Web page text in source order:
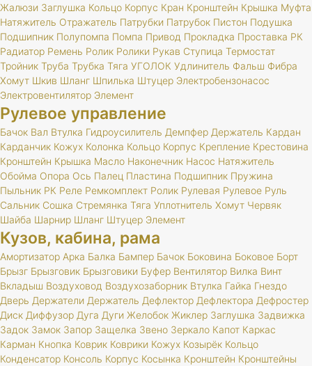
Жалюзи Заглушка Кольцо Корпус Кран Кронштейн Крышка Муфта
Натяжитель Отражатель Патрубки Патрубок Пистон Подушка
Подшипник Полупомпа Помпа Привод Прокладка Проставка РК
Радиатор Ремень Ролик Ролики Рукав Ступица Термостат
Тройник Труба Трубка Тяга УГОЛОК Удлинитель Фальш Фибра
Хомут Шкив Шланг Шпилька Штуцер Электробензонасос
Электровентилятор Элемент
Рулевое управление
Бачок Вал Втулка Гидроусилитель Демпфер Держатель Кардан
Карданчик Кожух Колонка Кольцо Корпус Крепление Крестовина
Кронштейн Крышка Масло Наконечник Насос Натяжитель
Обойма Опора Ось Палец Пластина Подшипник Пружина
Пыльник РК Реле Ремкомплект Ролик Рулевая Рулевое Руль
Сальник Сошка Стремянка Тяга Уплотнитель Хомут Червяк
Шайба Шарнир Шланг Штуцер Элемент
Кузов, кабина, рама
Амортизатор Арка Балка Бампер Бачок Боковина Боковое Борт
Брызг Брызговик Брызговики Буфер Вентилятор Вилка Винт
Вкладыш Воздуховод Воздухозаборник Втулка Гайка Гнездо
Дверь Держатели Держатель Дефлектор Дефлектора Дефростер
Диск Диффузор Дуга Дуги Желобок Жиклер Заглушка Задвижка
Задок Замок Запор Защелка Звено Зеркало Капот Каркас
Карман Кнопка Коврик Коврики Кожух Козырёк Кольцо
Конденсатор Консоль Корпус Косынка Кронштейн Кронштейны